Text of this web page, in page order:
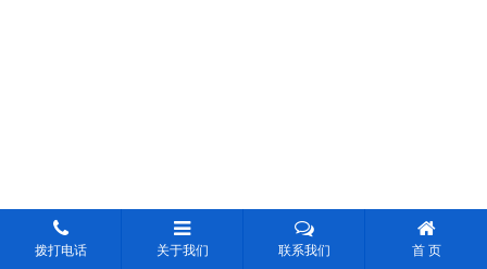
拨打电话 关于我们 联系我们 首 页